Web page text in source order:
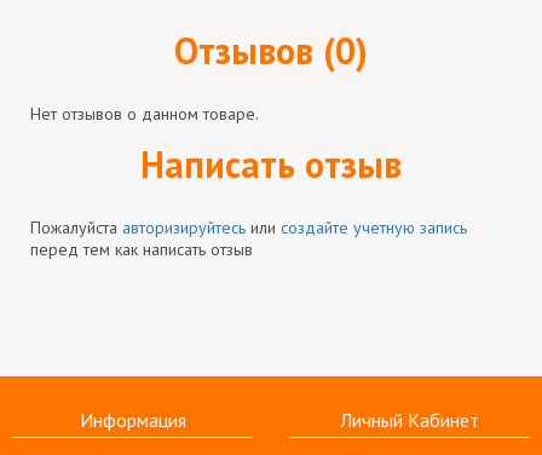
Отзывов (0)
Нет отзывов о данном товаре.
Написать отзыв
Пожалуйста авторизируйтесь или создайте учетную запись
перед тем как написать отзыв
Информация Личный Кабинет